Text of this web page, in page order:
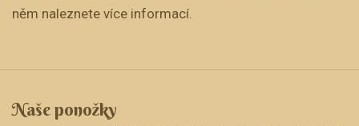
něm naleznete více informací.
Naše ponožky